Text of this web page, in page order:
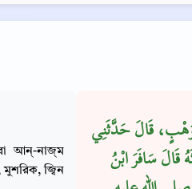
قَالَ حَدَّثَنِي
سَافَرَ ابْنُ
আন্‌-নাজ্‌ম
জ্বিন